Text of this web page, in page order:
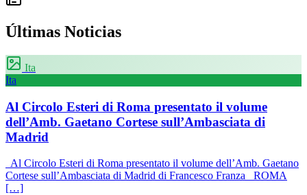
Últimas Noticias
Ita
Ita
Al Circolo Esteri di Roma presentato il volume
dell’Amb. Gaetano Cortese sull’Ambasciata di
Madrid
Al Circolo Esteri di Roma presentato il volume dell’Amb. Gaetano
Cortese sull’Ambasciata di Madrid di Francesco Franza ROMA
[…]